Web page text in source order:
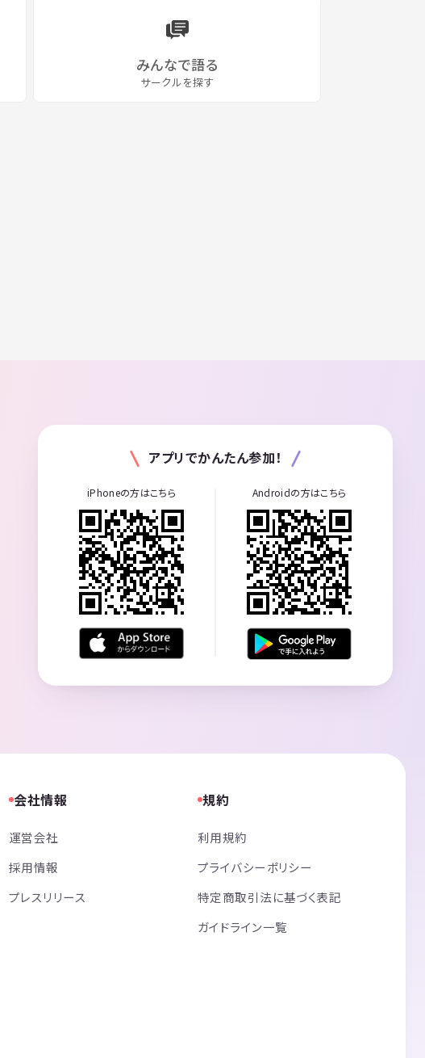
みんなで語る
サークルを探す
アプリでかんたん参加！
iPhoneの方はこちら Androidの方はこちら
会社情報
運営会社
採用情報
プレスリリース
規約
利用規約
プライバシーポリシー
特定商取引法に基づく表記
ガイドライン一覧